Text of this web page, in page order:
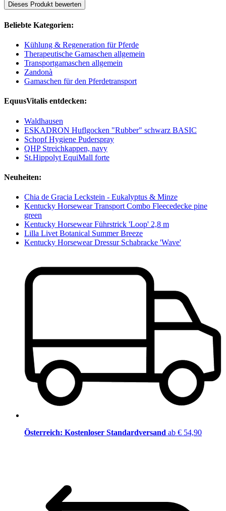
Dieses Produkt bewerten
Beliebte Kategorien:
Kühlung & Regeneration für Pferde
Therapeutische Gamaschen allgemein
Transportgamaschen allgemein
Zandonà
Gamaschen für den Pferdetransport
EquusVitalis entdecken:
Waldhausen
ESKADRON Huflgocken "Rubber" schwarz BASIC
Schopf Hygiene Puderspray
QHP Streichkappen, navy
St.Hippolyt EquiMall forte
Neuheiten:
Chia de Gracia Leckstein - Eukalyptus & Minze
Kentucky Horsewear Transport Combo Fleecedecke pine
green
Kentucky Horsewear Führstrick 'Loop' 2,8 m
Lilla Livet Botanical Summer Breeze
Kentucky Horsewear Dressur Schabracke 'Wave'
Österreich: Kostenloser Standardversand ab € 54,90